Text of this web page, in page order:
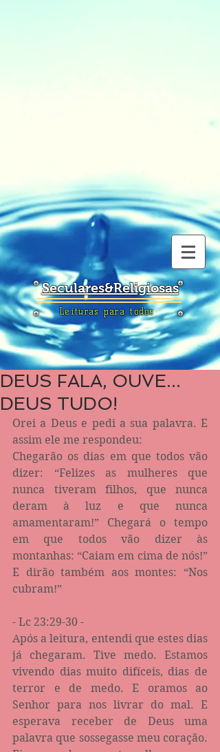
Seculares&Religiosas
Leituras para todos
DEUS FALA, OUVE...
DEUS TUDO!
Orei a Deus e pedi a sua palavra. E
assim ele me respondeu:
Chegarão os dias em que todos vão
dizer: “Felizes as mulheres que
nunca tiveram filhos, que nunca
deram à luz e que nunca
amamentaram!” Chegará o tempo
em que todos vão dizer às
montanhas: “Caiam em cima de nós!”
E dirão também aos montes: “Nos
cubram!”
- Lc 23:29-30 -
Após a leitura, entendi que estes dias
já chegaram. Tive medo. Estamos
vivendo dias muito difíceis, dias de
terror e de medo. E oramos ao
Senhor para nos livrar do mal. E
esperava receber de Deus uma
palavra que sossegasse meu coração.